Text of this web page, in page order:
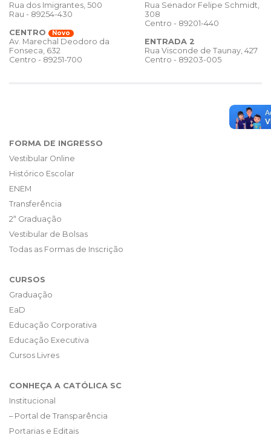
Rua dos Imigrantes, 500
Rau - 89254-430
CENTRO
Novo
Av. Marechal Deodoro da
Fonseca, 632
Centro - 89251-700
Rua Senador Felipe Schmidt,
308
Centro - 89201-440
ENTRADA 2
Rua Visconde de Taunay, 427
Centro - 89203-005
FORMA DE INGRESSO
Vestibular Online
Histórico Escolar
ENEM
Transferência
2ª Graduação
Vestibular de Bolsas
Todas as Formas de Inscrição
CURSOS
Graduação
EaD
Educação Corporativa
Educação Executiva
Cursos Livres
CONHEÇA A CATÓLICA SC
Institucional
– Portal de Transparência
Portarias e Editais